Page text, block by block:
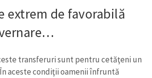
extrem de favorabilă
transferuri sunt pentru cetăţeni un
aceste condiţii oamenii înfruntă